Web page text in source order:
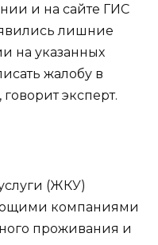
и на сайте ГИС
лишние
на указанных
жалобу в
эксперт.
(ЖКУ)
компаниями
проживания и